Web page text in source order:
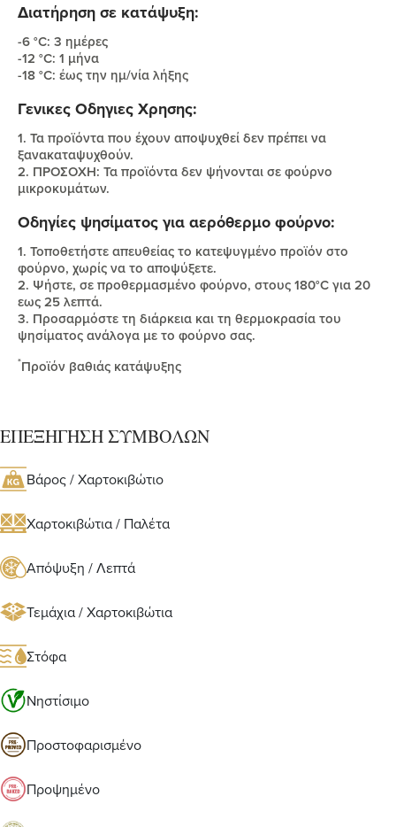
Διατήρηση σε κατάψυξη:
-6 °C: 3 ημέρες
-12 °C: 1 μήνα
-18 °C: έως την ημ/νία λήξης
Γενικες Οδηγιες Χρησης:
1. Τα προϊόντα που έχουν αποψυχθεί δεν πρέπει να
ξανακαταψυχθούν.
2. ΠΡΟΣΟΧΗ: Τα προϊόντα δεν ψήνονται σε φούρνο
μικροκυμάτων.
Οδηγίες ψησίματος για αερόθερμο φούρνο:
1. Τοποθετήστε απευθείας το κατεψυγμένο προϊόν στο
φούρνο, χωρίς να το αποψύξετε.
2. Ψήστε, σε προθερμασμένο φούρνο, στους 180°C για 20
εως 25 λεπτά.
3. Προσαρμόστε τη διάρκεια και τη θερμοκρασία του
ψησίματος ανάλογα με το φούρνο σας.
*Προϊόν βαθιάς κατάψυξης
ΕΠΕΞΗΓΗΣΗ ΣΥΜΒΟΛΩΝ
Βάρος / Χαρτοκιβώτιο
Χαρτοκιβώτια / Παλέτα
Απόψυξη / Λεπτά
Τεμάχια / Χαρτοκιβώτια
Στόφα
Νηστίσιμο
Προστοφαρισμένο
Προψημένο